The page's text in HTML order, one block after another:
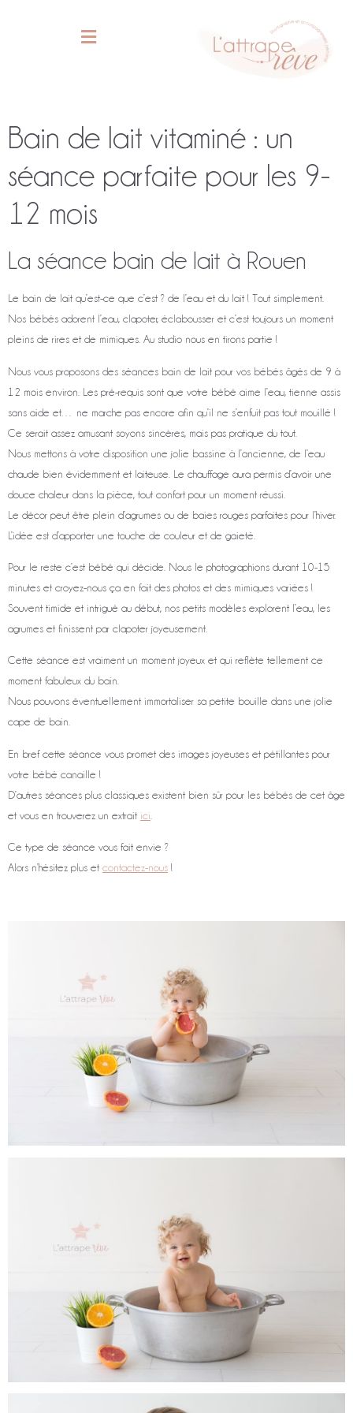
Bain de lait vitaminé : un
séance parfaite pour les 9-
12 mois
La séance bain de lait à Rouen
Le bain de lait qu’est-ce que c’est ? de l’eau et du lait ! Tout simplement.
Nos bébés adorent l’eau, clapoter, éclabousser et c’est toujours un moment
pleins de rires et de mimiques. Au studio nous en tirons partie !
Nous vous proposons des séances bain de lait pour vos bébés âgés de 9 à
12 mois environ. Les pré-requis sont que votre bébé aime l’eau, tienne assis
sans aide et… ne marche pas encore afin qu’il ne s’enfuit pas tout mouillé !
Ce serait assez amusant soyons sincères, mais pas pratique du tout.
Nous mettons à votre disposition une jolie bassine à l’ancienne, de l’eau
chaude bien évidemment et laiteuse. Le chauffage aura permis d’avoir une
douce chaleur dans la pièce, tout confort pour un moment réussi.
Le décor peut être plein d’agrumes ou de baies rouges parfaites pour l’hiver.
L’idée est d’apporter une touche de couleur et de gaieté.
Pour le reste c’est bébé qui décide. Nous le photographions durant 10-15
minutes et croyez-nous ça en fait des photos et des mimiques variées !
Souvent timide et intrigué au début, nos petits modèles explorent l’eau, les
agrumes et finissent par clapoter joyeusement.
Cette séance est vraiment un moment joyeux et qui reflète tellement ce
moment fabuleux du bain.
Nous pouvons éventuellement immortaliser sa petite bouille dans une jolie
cape de bain.
En bref cette séance vous promet des images joyeuses et pétillantes pour
votre bébé canaille !
D’autres séances plus classiques existent bien sûr pour les bébés de cet âge
et vous en trouverez un extrait ici
Ce type de séance vous fait envie ?
Alors n’hésitez plus et contactez-nous !